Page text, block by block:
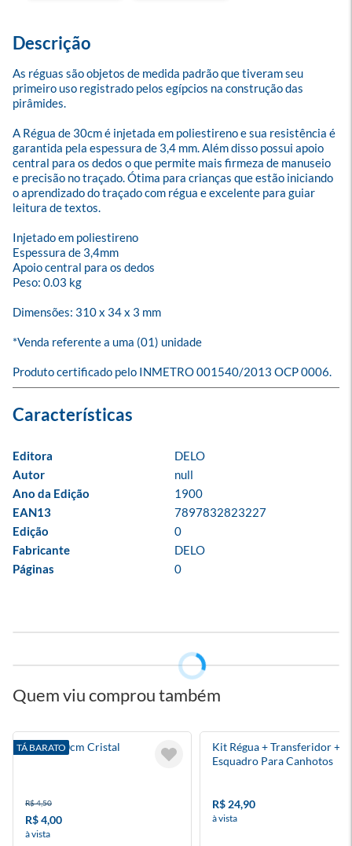
Descrição
As réguas são objetos de medida padrão que tiveram seu
primeiro uso registrado pelos egípcios na construção das
pirâmides.
A Régua de 30cm é injetada em poliestireno e sua resistência é
garantida pela espessura de 3,4 mm. Além disso possui apoio
central para os dedos o que permite mais firmeza de manuseio
e precisão no traçado. Ótima para crianças que estão iniciando
o aprendizado do traçado com régua e excelente para guiar
leitura de textos.
Injetado em poliestireno
Espessura de 3,4mm
Apoio central para os dedos
Peso: 0.03 kg
Dimensões: 310 x 34 x 3 mm
*Venda referente a uma (01) unidade
Produto certificado pelo INMETRO 001540/2013 OCP 0006.
Editora
DELO
Autor
null
Ano da Edição
1900
EAN13
7897832823227
Edição
0
Fabricante
DELO
Páginas
0
Quem viu comprou também
TÁ BARATO
Régua 30cm Cristal
R$ 4,50
R$ 4,00
à vista
Kit Régua + Transferidor +
Esquadro Para Canhotos
R$ 24,90
à vista